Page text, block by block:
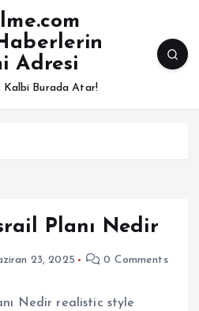
Adresi
Kalbi Burada Atar!
Planı Nedir
23, 2025 0 Comments